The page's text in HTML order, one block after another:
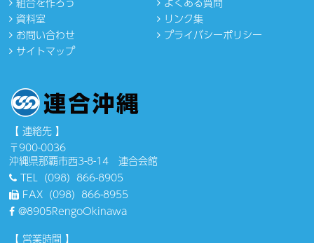
資料室
リンク集
お問い合わせ
プライバシーポリシー
サイトマップ
【 連絡先 】
〒900-0036
沖縄県那覇市西3-8-14 連合会館
TEL（098）866-8905
FAX（098）866-8955
@8905RengoOkinawa
【 営業時間 】